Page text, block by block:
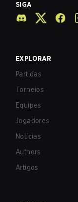
SIGA
EXPLORAR
Partidas
Torneios
Equipes
Jogadores
Notícias
Authors
Artigos